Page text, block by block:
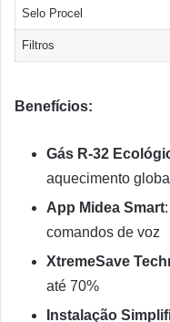
Selo Procel
Filtros
Benefícios:
Gás R-32
aquecimento global
App Midea Smart
comandos de voz
XtremeSave
até 70%
Instalação